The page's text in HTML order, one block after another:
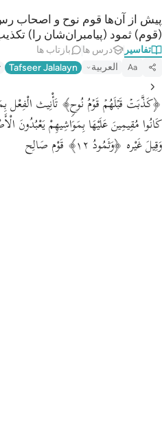
پیش از آن‌ها قوم نوح و اصحاب رسّ
(قوم) ثمود (پیامبران‌شان را)
تفاسیر درس ها بازتاب ها
Aa العربية Tafseer Jalalayn
﴿كَذَّبَتۡ قَبۡلَهُمۡ قَوۡمُ نُوحࣲ﴾ تَأْنِيث
كَانُوا مُقِيمِينَ عَلَيْهَا بِمَوَاشِيهِمْ يَعْبُدُونَ
وَقِيلَ غَيْره ﴿وَثَمُودُ ١٢﴾ قَوْم صَالِح